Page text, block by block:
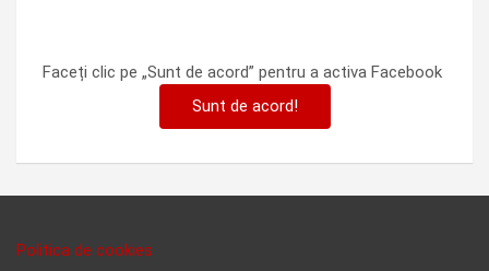
Faceți clic pe „Sunt de acord” pentru a activa Facebook
Sunt de acord!
Politica de cookies